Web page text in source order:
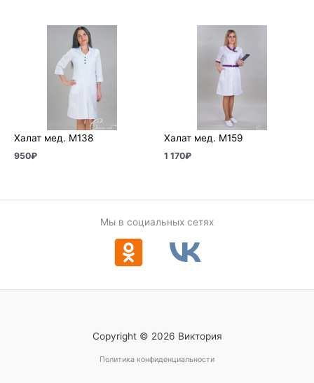
Халат мед. М138
950₽
Халат мед. М159
1 170₽
Мы в социальных сетях
Copyright © 2026 Виктория
Политика конфиденциальности